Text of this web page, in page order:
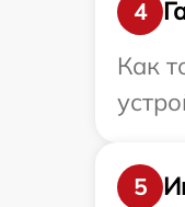
4
Как
5